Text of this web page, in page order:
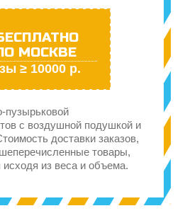
МОСКВЕ
≥ 10000 р.
пузырьковой
с воздушной подушкой и
доставки заказов,
товары,
исходя из веса и объема.